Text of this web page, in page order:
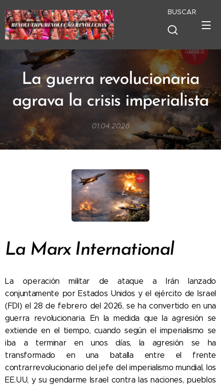
BUSCAR
La guerra revolucionaria
agrava la crisis imperialista
01.04.2026
La Marx International
La operación militar de ataque a Irán lanzado
conjuntamente por Estados Unidos y el ejército de Israel
(FDI) el 28 de febrero del 2026, se ha convertido en una
guerra revolucionaria. En la medida que la agresión se
extiende en el tiempo, cuando según el imperialismo se
iba a terminar en unos días, la agresión se ha
transformado en una batalla entre el frente
contrarrevolucionario del jefe del imperialismo mundial, los
EE.UU, y su gendarme Israel contra las naciones, pueblos